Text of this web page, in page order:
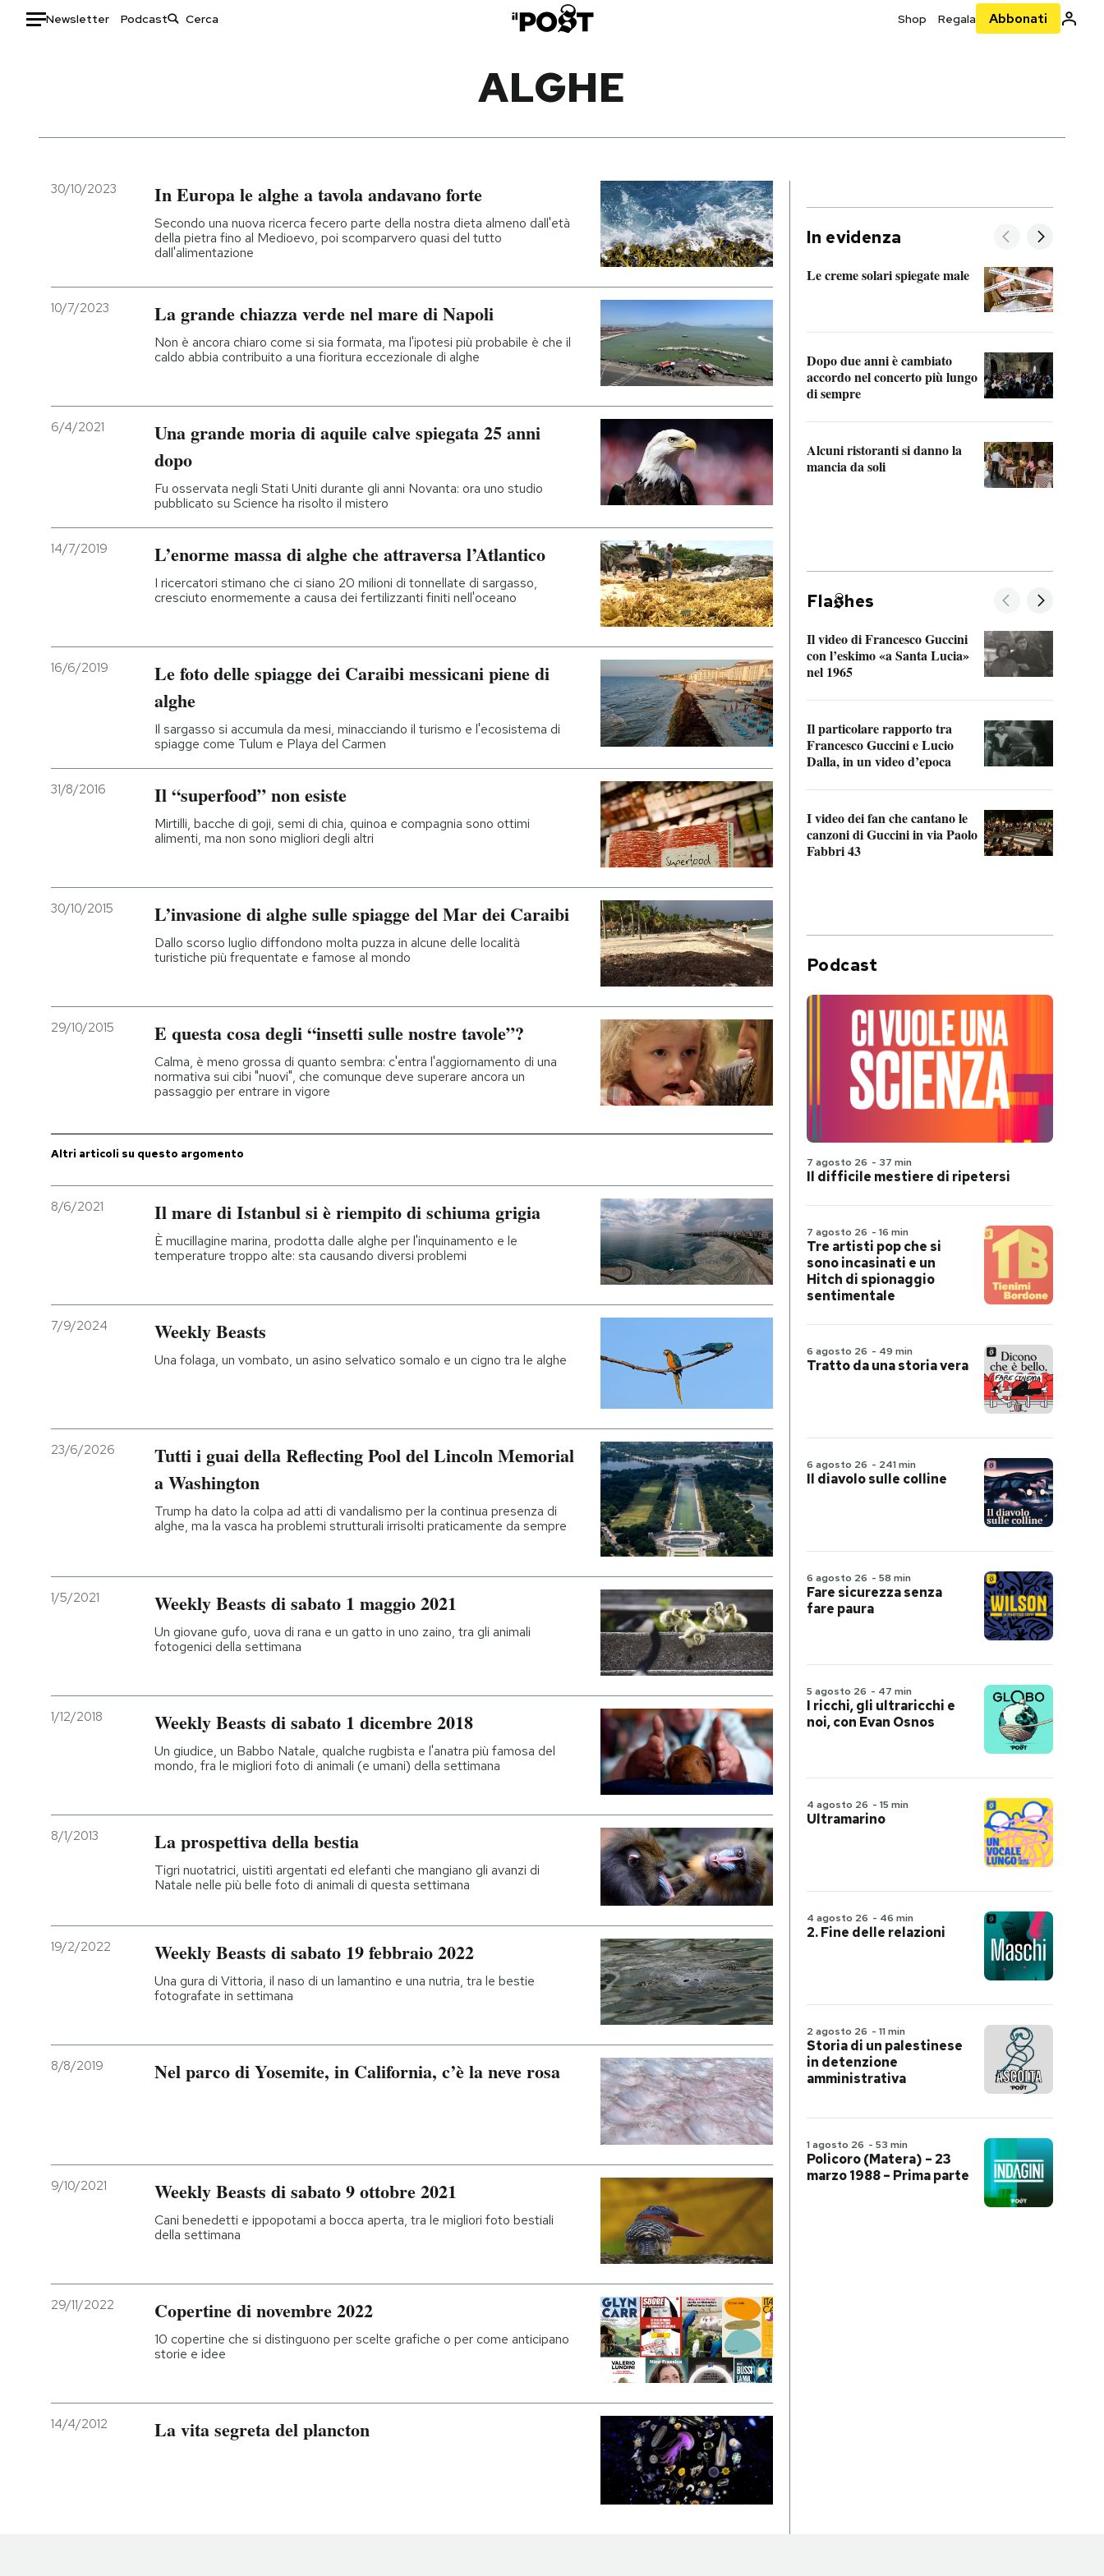
Newsletter Podcast Shop Regala Abbonati
Italia
Politica
Economia
Moda
Storie/Idee
Ok Boomer!
Media
I MIEI PREFERITI
AREA PERSONALE
ALGHE
30/10/2023 In Europa le alghe a tavola andavano forte
Secondo una nuova ricerca fecero parte della nostra dieta almeno dall'età
della pietra fino al Medioevo, poi scomparvero quasi del tutto
dall'alimentazione
10/7/2023 La grande chiazza verde nel mare di Napoli
Non è ancora chiaro come si sia formata, ma l'ipotesi più probabile è che il
caldo abbia contribuito a una fioritura eccezionale di alghe
6/4/2021
Una grande moria di aquile calve spiegata 25 anni
dopo
Fu osservata negli Stati Uniti durante gli anni Novanta: ora uno studio
pubblicato su Science ha risolto il mistero
14/7/2019 L’enorme massa di alghe che attraversa l’Atlantico
I ricercatori stimano che ci siano 20 milioni di tonnellate di sargasso,
cresciuto enormemente a causa dei fertilizzanti finiti nell'oceano
16/6/2019
Le foto delle spiagge dei Caraibi messicani piene di
alghe
Il sargasso si accumula da mesi, minacciando il turismo e l'ecosistema di
spiagge come Tulum e Playa del Carmen
31/8/2016 Il “superfood” non esiste
Mirtilli, bacche di goji, semi di chia, quinoa e compagnia sono ottimi
alimenti, ma non sono migliori degli altri
30/10/2015 L’invasione di alghe sulle spiagge del Mar dei Caraibi
Dallo scorso luglio diffondono molta puzza in alcune delle località
turistiche più frequentate e famose al mondo
29/10/2015 E questa cosa degli “insetti sulle nostre tavole”?
Calma, è meno grossa di quanto sembra: c'entra l'aggiornamento di una
normativa sui cibi "nuovi", che comunque deve superare ancora un
passaggio per entrare in vigore
Altri articoli su questo argomento
8/6/2021 Il mare di Istanbul si è riempito di schiuma grigia
È mucillagine marina, prodotta dalle alghe per l'inquinamento e le
temperature troppo alte: sta causando diversi problemi
7/9/2024 Weekly Beasts
Una folaga, un vombato, un asino selvatico somalo e un cigno tra le alghe
23/6/2026
Tutti i guai della Reflecting Pool del Lincoln Memorial
a Washington
Trump ha dato la colpa ad atti di vandalismo per la continua presenza di
alghe, ma la vasca ha problemi strutturali irrisolti praticamente da sempre
1/5/2021 Weekly Beasts di sabato 1 maggio 2021
Un giovane gufo, uova di rana e un gatto in uno zaino, tra gli animali
fotogenici della settimana
1/12/2018 Weekly Beasts di sabato 1 dicembre 2018
Un giudice, un Babbo Natale, qualche rugbista e l'anatra più famosa del
mondo, fra le migliori foto di animali (e umani) della settimana
8/1/2013 La prospettiva della bestia
Tigri nuotatrici, uistitì argentati ed elefanti che mangiano gli avanzi di
Natale nelle più belle foto di animali di questa settimana
19/2/2022 Weekly Beasts di sabato 19 febbraio 2022
Una gura di Vittoria, il naso di un lamantino e una nutria, tra le bestie
fotografate in settimana
8/8/2019 Nel parco di Yosemite, in California, c’è la neve rosa
9/10/2021 Weekly Beasts di sabato 9 ottobre 2021
Cani benedetti e ippopotami a bocca aperta, tra le migliori foto bestiali
della settimana
29/11/2022 Copertine di novembre 2022
10 copertine che si distinguono per scelte grafiche o per come anticipano
storie e idee
14/4/2012 La vita segreta del plancton
In evidenza
Le creme solari spiegate male
Dopo due anni è cambiato
accordo nel concerto più lungo
di sempre
Alcuni ristoranti si danno la
mancia da soli
Fla hes
Il video di Francesco Guccini
con l’eskimo «a Santa Lucia»
nel 1965
Il particolare rapporto tra
Francesco Guccini e Lucio
Dalla, in un video d’epoca
I video dei fan che cantano le
canzoni di Guccini in via Paolo
Fabbri 43
Podcast
7 agosto 26 - 37 min
Il difficile mestiere di ripetersi
7 agosto 26 - 16 min
Tre artisti pop che si
sono incasinati e un
Hitch di spionaggio
sentimentale
6 agosto 26 - 49 min
Tratto da una storia vera
6 agosto 26 - 241 min
Il diavolo sulle colline
6 agosto 26 - 58 min
Fare sicurezza senza
fare paura
5 agosto 26 - 47 min
I ricchi, gli ultraricchi e
noi, con Evan Osnos
4 agosto 26 - 15 min
Ultramarino
4 agosto 26 - 46 min
2. Fine delle relazioni
2 agosto 26 - 11 min
Storia di un palestinese
in detenzione
amministrativa
1 agosto 26 - 53 min
Policoro (Matera) – 23
marzo 1988 – Prima parte